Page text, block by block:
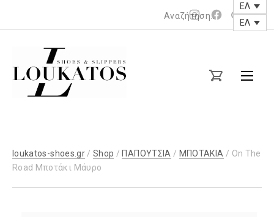
Νέο
παράθυρο
Νέο
παράθυρο
ΕΛ
ΕΛ
loukatos-
shoes.gr
loukatos-shoes.gr/Shop / ΠΑΠΟΥΤΣΙΑ / ΜΠΟΤΑΚΙΑ / On The
Road Μποτάκι Μάυρο